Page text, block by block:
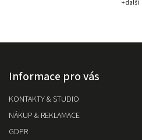
+ další
Informace pro vás
KONTAKTY & STUDIO
NÁKUP & REKLAMACE
GDPR